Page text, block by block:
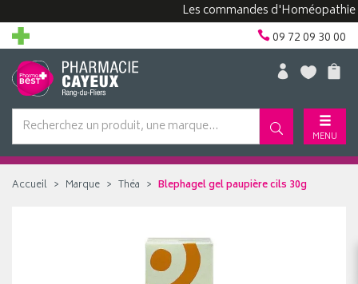
Les commandes d'Homéopathie
09 72 09 30 00
MENU
Accueil Marque Théa Blephagel gel paupière cils 30g